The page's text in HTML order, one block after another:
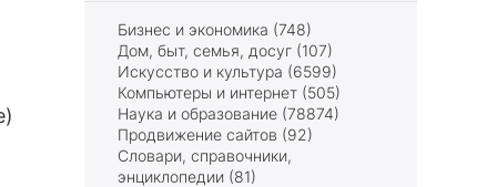
Бизнес и экономика (748)
Дом, быт, семья, досуг (107)
Искусство и культура (6599)
Компьютеры и интернет (505)
Наука и образование (78874)
Продвижение сайтов (92)
Словари, справочники,
энциклопедии (81)